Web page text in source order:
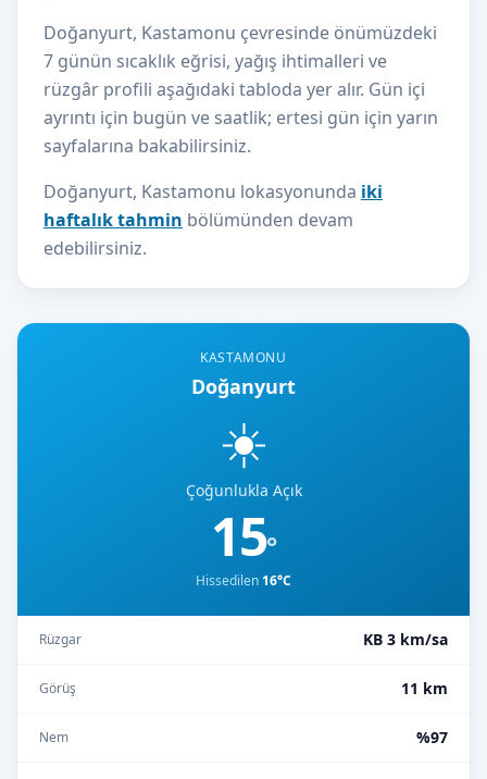
KASTAMONU
Doğanyurt
☀️
Çoğunlukla Açık
15°
Hissedilen 16°C
Rüzgar KB 3 km/sa
Görüş 11 km
Nem %97
Doğanyurt, Kastamonu çevresinde önümüzdeki
7 günün sıcaklık eğrisi, yağış ihtimalleri ve
rüzgâr profili aşağıdaki tabloda yer alır. Gün içi
ayrıntı için bugün ve saatlik; ertesi gün için yarın
sayfalarına bakabilirsiniz.
Doğanyurt, Kastamonu lokasyonunda iki
haftalık tahmin bölümünden devam
edebilirsiniz.